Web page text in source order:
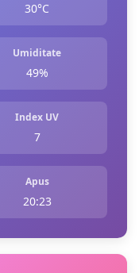
30°C
Umiditate
49%
Index UV
7
Apus
20:23